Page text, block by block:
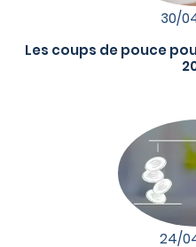
30/
Les coups de pouce
24/